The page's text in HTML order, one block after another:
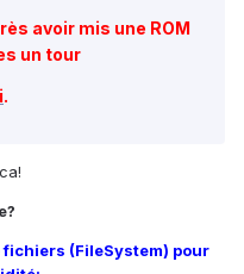
avoir mis une ROM
un tour
.
fichiers (FileSystem) pour